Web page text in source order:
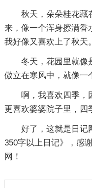
秋天，朵朵桂花藏
来，像一个浑身擦满香
我好像又喜欢上了秋天。
冬天，花园里就像
傲立在寒风中，就像
啊，我喜欢四季，
更喜欢婆婆院子里，四
好了，这就是日记
350字以上日记》，感
网！